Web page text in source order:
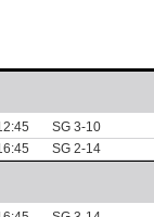
SG 3-10
SG 2-14